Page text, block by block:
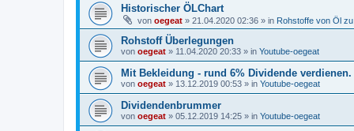
Historischer ÖLChart
von oegeat » 21.04.2020 02:36 » in Rohstoffe von Öl
Rohstoff Überlegungen
von oegeat » 11.04.2020 20:33 » in Youtube-oegeat
Mit Bekleidung - rund 6% Dividende verdienen.
von oegeat » 13.12.2019 00:53 » in Youtube-oegeat
Dividendenbrummer
von oegeat » 05.12.2019 14:25 » in Youtube-oegeat